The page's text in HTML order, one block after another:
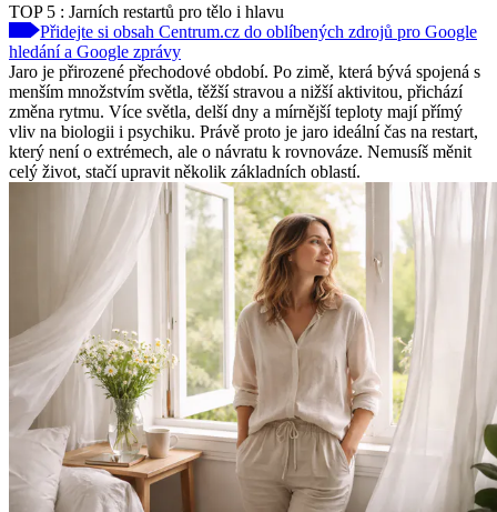
TOP 5 : Jarních restartů pro tělo i hlavu
Přidejte si obsah Centrum.cz do oblíbených zdrojů pro Google
hledání a Google zprávy
Jaro je přirozené přechodové období. Po zimě, která bývá spojená s
menším množstvím světla, těžší stravou a nižší aktivitou, přichází
změna rytmu. Více světla, delší dny a mírnější teploty mají přímý
vliv na biologii i psychiku. Právě proto je jaro ideální čas na restart,
který není o extrémech, ale o návratu k rovnováze. Nemusíš měnit
celý život, stačí upravit několik základních oblastí.